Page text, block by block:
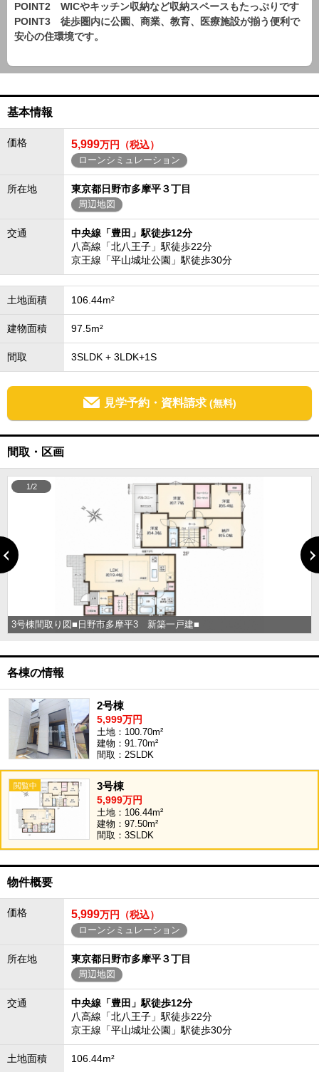
POINT2 WICやキッチン収納など収納スペースもたっぷりです
POINT3 徒歩圏内に公園、商業、教育、医療施設が揃う便利で
安心の住環境です。
基本情報
価格 5,999万円（税込）
ローンシミュレーション
所在地 東京都日野市多摩平３丁目
周辺地図
交通
中央線「豊田」駅徒歩12分
八高線「北八王子」駅徒歩22分
京王線「平山城址公園」駅徒歩30分
土地面積 106.44m²
建物面積 97.5m²
間取 3SLDK + 3LDK+1S
見学予約・資料請求 (無料)
間取・区画
3号棟間取り図■日野市多摩平3 新築一戸建■
1/2
各棟の情報
2号棟
5,999万円
土地：100.70m²
建物：91.70m²
間取：2SLDK
3号棟
5,999万円
土地：106.44m²
建物：97.50m²
間取：3SLDK
物件概要
価格 5,999万円（税込）
ローンシミュレーション
所在地 東京都日野市多摩平３丁目
周辺地図
交通
中央線「豊田」駅徒歩12分
八高線「北八王子」駅徒歩22分
京王線「平山城址公園」駅徒歩30分
土地面積 106.44m²